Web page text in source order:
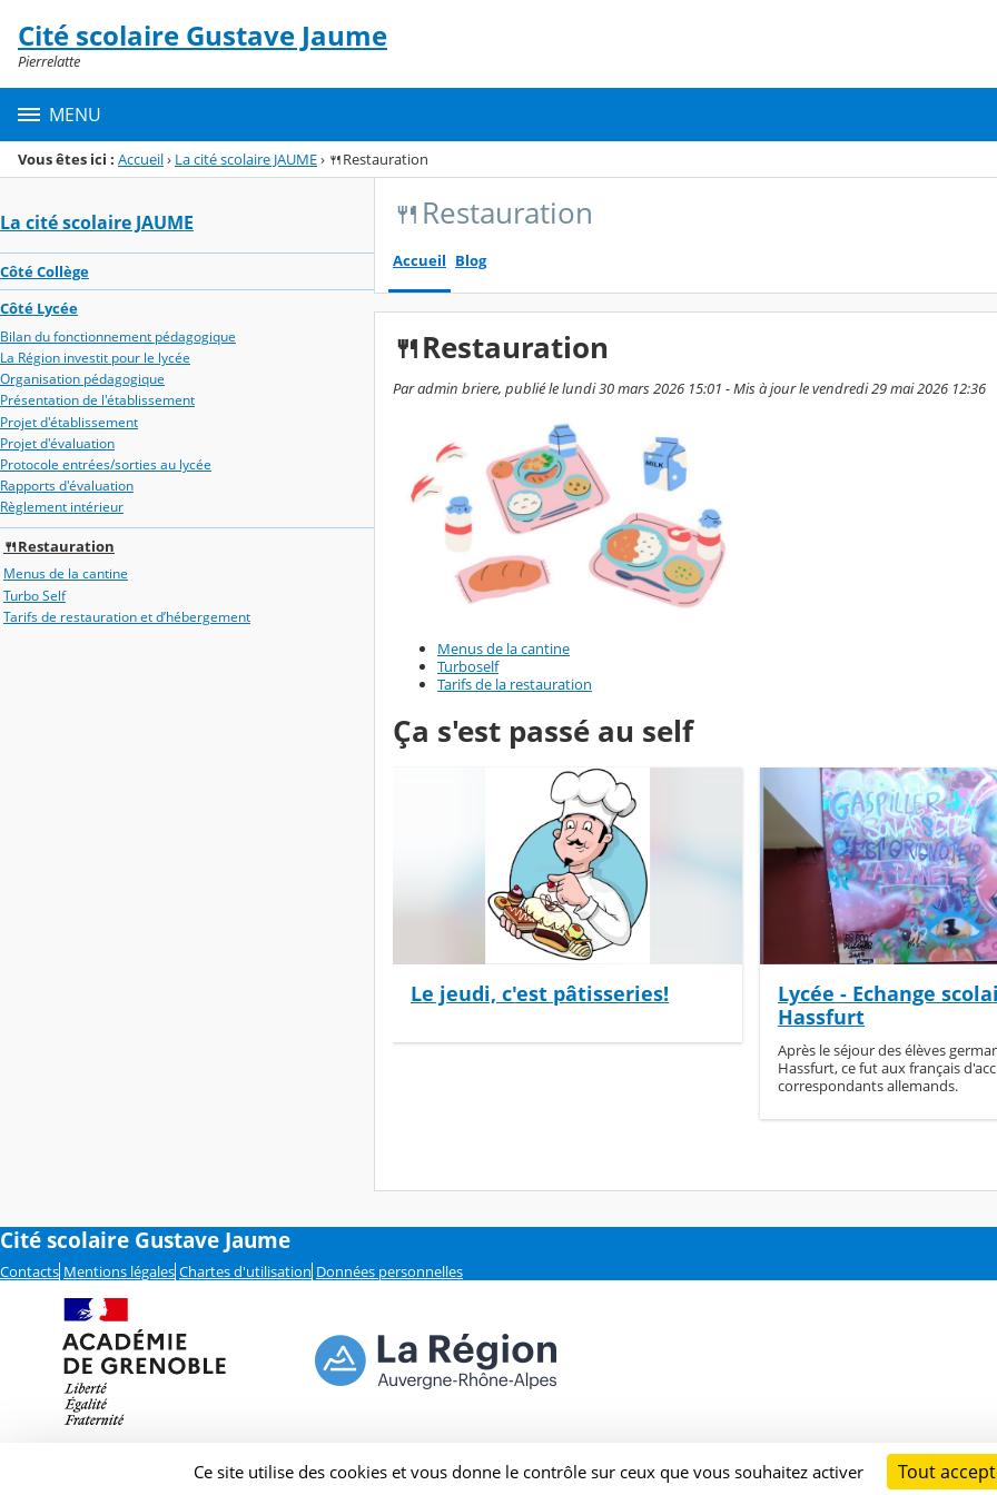
Menu de la rubrique
Contenu
Cité scolaire Gustave Jaume
Pierrelatte
MENU
Vous êtes ici : Accueil› La cité scolaire JAUME› 🍴Restauration
La cité scolaire JAUME
Côté Collège
Côté Lycée
Bilan du fonctionnement pédagogique
La Région investit pour le lycée
Organisation pédagogique
Présentation de l'établissement
Projet d'établissement
Projet d'évaluation
Protocole entrées/sorties au lycée
Rapports d'évaluation
Règlement intérieur
🍴Restauration
Menus de la cantine
Turbo Self
Tarifs de restauration et d’hébergement
🍴Restauration
Accueil Blog
🍴Restauration
Par admin briere, publié le lundi 30 mars 2026 15:01 - Mis à jour le vendredi 29 mai 2026 12:36
Menus de la cantine
Turboself
Tarifs de la restauration
Ça s'est passé au self
Le jeudi, c'est pâtisseries!
Lycée - Echange
Hassfurt
Après le séjour des élèves
Hassfurt, ce fut aux français
correspondants allemands.
Cité scolaire Gustave Jaume
Contacts Mentions légales Chartes d'utilisation Données personnelles
Ce site utilise des cookies et vous donne le contrôle sur ceux que vous souhaitez activer Tout